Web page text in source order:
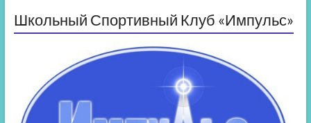
Школьный Спортивный Клуб «Импульс»